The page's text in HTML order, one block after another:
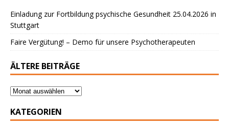
Einladung zur Fortbildung psychische Gesundheit 25.04.2026 in
Stuttgart
Faire Vergütung! – Demo für unsere Psychotherapeuten
ÄLTERE BEITRÄGE
KATEGORIEN